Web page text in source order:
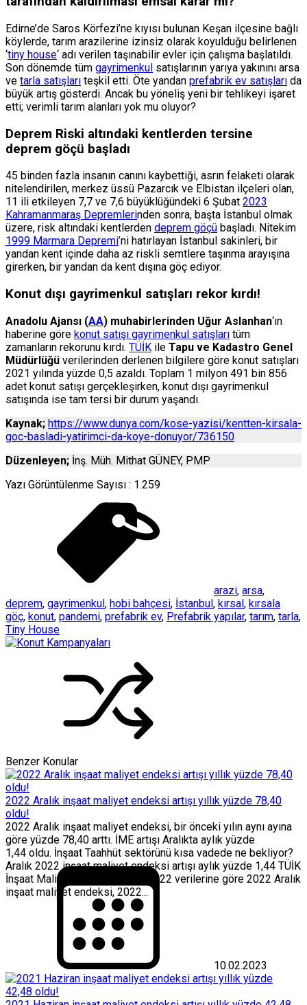
Edirne’de Saros Körfezi’ne kıyısı bulunan Keşan ilçesine bağlı
köylerde, tarım arazilerine izinsiz olarak koyulduğu belirlenen
‘tiny house‘ adı verilen taşınabilir evler için çalışma başlatıldı.
Son dönemde tüm gayrimenkul satışlarının yarıya yakınını arsa
ve tarla satışları teşkil etti. Öte yandan prefabrik ev satışları da
büyük artış gösterdi. Ancak bu yöneliş yeni bir tehlikeyi işaret
etti; verimli tarım alanları yok mu oluyor?
Deprem Riski altındaki kentlerden tersine
deprem göçü başladı
45 binden fazla insanın canını kaybettiği, asrın felaketi olarak
nitelendirilen, merkez üssü Pazarcık ve Elbistan ilçeleri olan,
11 ili etkileyen 7,7 ve 7,6 büyüklüğündeki 6 Şubat 2023
Kahramanmaraş Depremlerinden sonra, başta İstanbul olmak
üzere, risk altındaki kentlerden deprem göçü başladı. Nitekim
1999 Marmara Depremi’ni hatırlayan İstanbul sakinleri, bir
yandan kent içinde daha az riskli semtlere taşınma arayışına
girerken, bir yandan da kent dışına göç ediyor.
Konut dışı gayrimenkul satışları rekor kırdı!
Anadolu Ajansı (AA) muhabirlerinden Uğur Aslanhan‘ın
haberine göre konut satışı gayrimenkul satışları tüm
zamanların rekorunu kırdı. TÜİK ile Tapu ve Kadastro Genel
Müdürlüğü verilerinden derlenen bilgilere göre konut satışları
2021 yılında yüzde 0,5 azaldı. Toplam 1 milyon 491 bin 856
adet konut satışı gerçekleşirken, konut dışı gayrimenkul
satışında ise tam tersi bir durum yaşandı.
Kaynak; https://www.dunya.com/kose-yazisi/kentten-kirsala-
goc-basladi-yatirimci-da-koye-donuyor/736150
Düzenleyen; İnş. Müh. Mithat GÜNEY, PMP
Yazı Görüntülenme Sayısı : 1.259
arazi, arsa,
deprem, gayrimenkul, hobi bahçesi, İstanbul, kırsal, kırsala
göç, konut, pandemi, prefabrik ev, Prefabrik yapılar, tarım, tarla,
Tiny House
Benzer Konular
2022 Aralık inşaat maliyet endeksi artışı yıllık yüzde 78,40
oldu!
2022 Aralık inşaat maliyet endeksi, bir önceki yılın aynı ayına
göre yüzde 78,40 arttı. İME artışı Aralıkta aylık yüzde
1,44 oldu. İnşaat Taahhüt sektörünü kısa vadede ne bekliyor?
Aralık 2022 inşaat maliyet endeksi artışı aylık yüzde 1,44 TÜİK
İnşaat Maliyet Endeksi, Aralık 2022 verilerine göre 2022 Aralık
inşaat maliyet endeksi, 2022...
10.02.2023